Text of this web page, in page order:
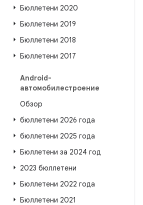
Бюллетени 2020
Бюллетени 2019
Бюллетени 2018
Бюллетени 2017
Android-
автомобилестроение
Обзор
бюллетени 2026 года
бюллетени 2025 года
Бюллетени за 2024 год
2023 бюллетени
Бюллетени 2022 года
Бюллетени 2021